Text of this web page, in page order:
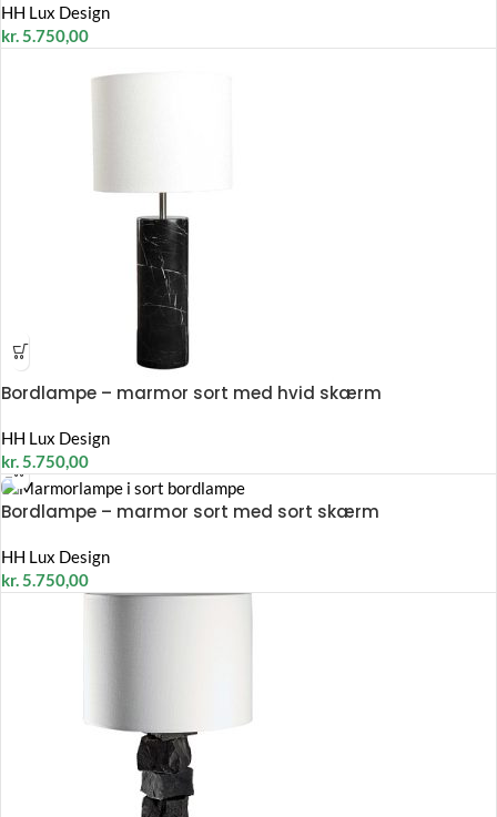
HH Lux Design
kr.5.750,00
Bordlampe – marmor sort med hvid skærm
HH Lux Design
kr.5.750,00
Bordlampe – marmor sort med sort skærm
HH Lux Design
kr.5.750,00